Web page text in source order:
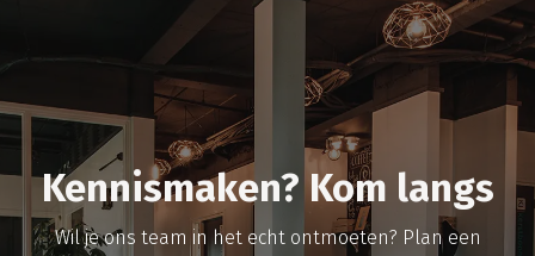
Kennismaken? Kom langs
Wil je ons team in het echt ontmoeten? Plan een